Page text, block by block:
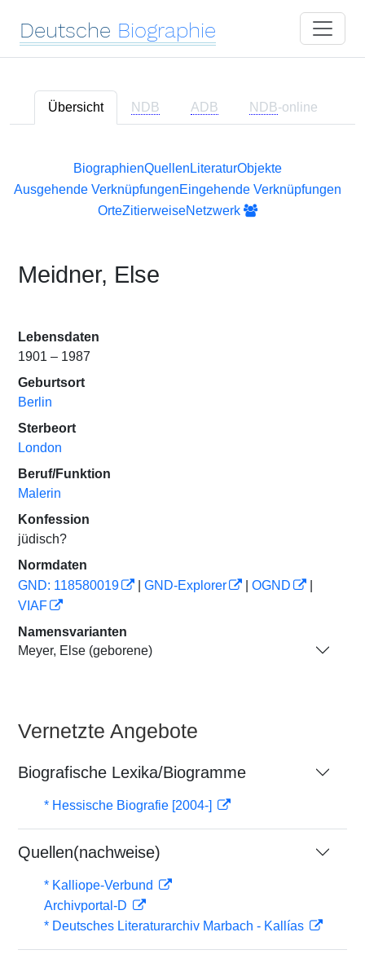
Deutsche Biographie
Übersicht NDB ADB NDB-online
BiographienQuellen LiteraturObjekte
Ausgehende VerknüpfungenEingehende Verknüpfungen
OrteZitierweiseNetzwerk
Meidner, Else
Lebensdaten
1901 – 1987
Geburtsort
Berlin
Sterbeort
London
Beruf/Funktion
Malerin
Konfession
jüdisch?
Normdaten
GND: 118580019
GND-Explorer OGND
VIAF
Namensvarianten
Meyer, Else (geborene)
Vernetzte Angebote
Biografische Lexika/Biogramme
* Hessische Biografie [2004-]
Quellen(nachweise)
* Kalliope-Verbund
Archivportal-D
* Deutsches Literaturarchiv Marbach - Kallías